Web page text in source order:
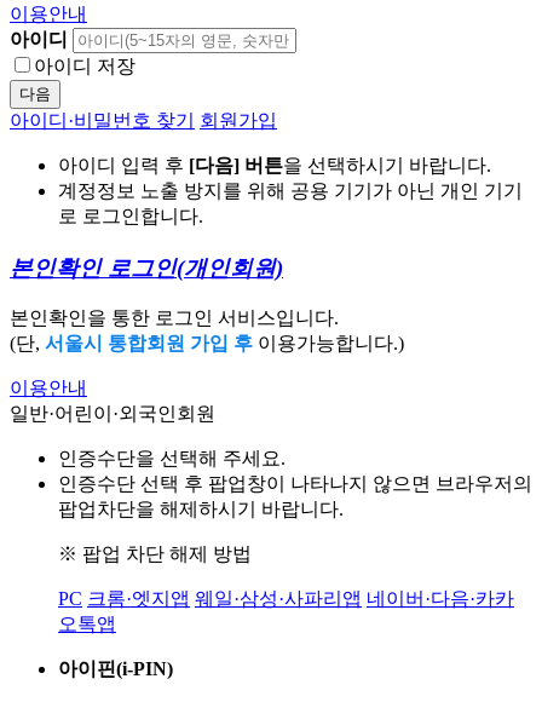
이용안내
아이디
아이디 저장
다음
아이디·비밀번호 찾기 회원가입
아이디 입력 후 [다음] 버튼을 선택하시기 바랍니다.
계정정보 노출 방지를 위해 공용 기기가 아닌 개인 기기
로 로그인합니다.
본인확인 로그인(개인회원)
본인확인을 통한 로그인 서비스입니다.
(단, 서울시 통합회원 가입 후 이용가능합니다.)
이용안내
일반·어린이·외국인회원
인증수단을 선택해 주세요.
인증수단 선택 후 팝업창이 나타나지 않으면 브라우저의
팝업차단을 해제하시기 바랍니다.
※ 팝업 차단 해제 방법
PC 크롬·엣지앱 웨일·삼성·사파리앱 네이버·다음·카카
오톡앱
아이핀(i-PIN)